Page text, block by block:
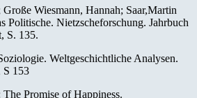
Wiesmann, Hannah; Saar,Martin
Politische. Nietzscheforschung. Jahrbuch
S. 135.
Weltgeschichtliche Analysen.
S 153
Promise of Happiness.